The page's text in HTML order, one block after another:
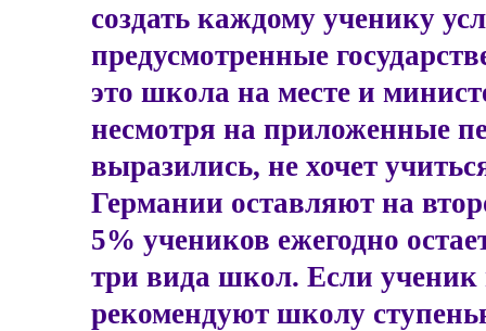
создать каждому ученику
предусмотренные
это школа на месте и
несмотря на приложенные
выразились, не хочет
Германии оставляют на
5% учеников ежегодно
три вида школ. Если ученик
рекомендуют школу